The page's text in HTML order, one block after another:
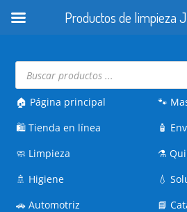
Búsqueda
productos
🏠 Página principal
🛍️Tienda en línea
🧼 Limpieza
🚿 Higiene
🚗Automotriz
🐾
🧴
⚗️
💧
📘
Productos de limpieza